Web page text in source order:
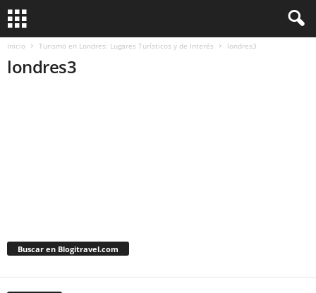
Inicio Turismo en Londres: Lugares Turísticos y de Interés londres3
londres3
Buscar en Blogitravel.com